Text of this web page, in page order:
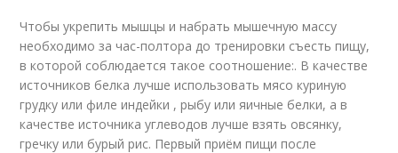
Чтобы укрепить мышцы и набрать мышечную массу
необходимо за час-полтора до тренировки съесть пищу,
в которой соблюдается такое соотношение:. В качестве
источников белка лучше использовать мясо куриную
грудку или филе индейки , рыбу или яичные белки, а в
качестве источника углеводов лучше взять овсянку,
гречку или бурый рис. Первый приём пищи после